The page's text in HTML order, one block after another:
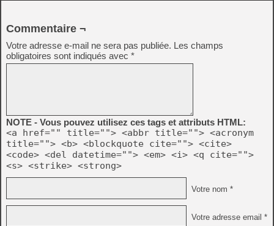
Commentaire ¬
Votre adresse e-mail ne sera pas publiée. Les champs
obligatoires sont indiqués avec *
NOTE - Vous pouvez utilisez ces tags et attributs HTML:
<a href="" title=""> <abbr title=""> <acronym
title=""> <b> <blockquote cite=""> <cite>
<code> <del datetime=""> <em> <i> <q cite="">
<s> <strike> <strong>
Votre nom *
Votre adresse email *